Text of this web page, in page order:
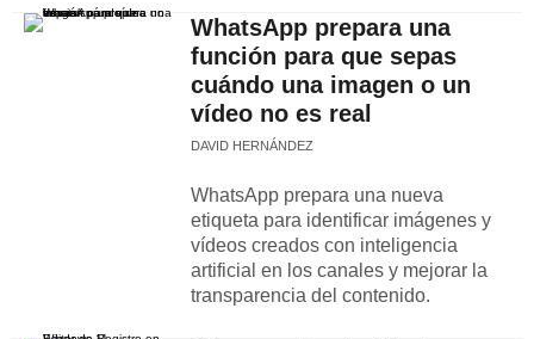
WhatsApp prepara una
función para que sepas
cuándo una imagen o un
vídeo no es real
DAVID HERNÁNDEZ
WhatsApp prepara una nueva
etiqueta para identificar imágenes y
vídeos creados con inteligencia
artificial en los canales y mejorar la
transparencia del contenido.